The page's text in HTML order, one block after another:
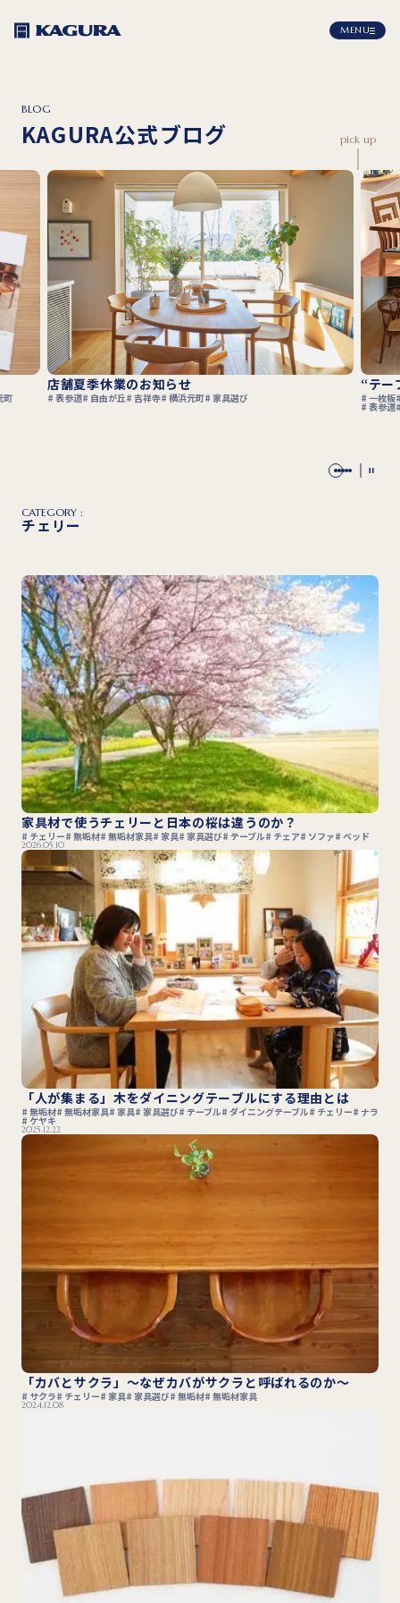
MENU
BLOG
KAGURA公式ブログ pick up
町
店舗夏季休業のお知らせ
表参道 自由が丘 吉祥寺 横浜元町 家具選び
“テー
一枚板
表参道
CATEGORY :
チェリー
家具材で使うチェリーと日本の桜は違うのか？
チェリー 無垢材 無垢材家具 家具 家具選び テーブル チェア ソファ ベッド
2026.05.10
「人が集まる」木をダイニングテーブルにする理由とは
無垢材 無垢材家具 家具 家具選び テーブル ダイニングテーブル チェリー ナラ
ケヤキ
2025.12.22
「カバとサクラ」～なぜカバがサクラと呼ばれるのか～
サクラ チェリー 家具 家具選び 無垢材 無垢材家具
2024.12.08